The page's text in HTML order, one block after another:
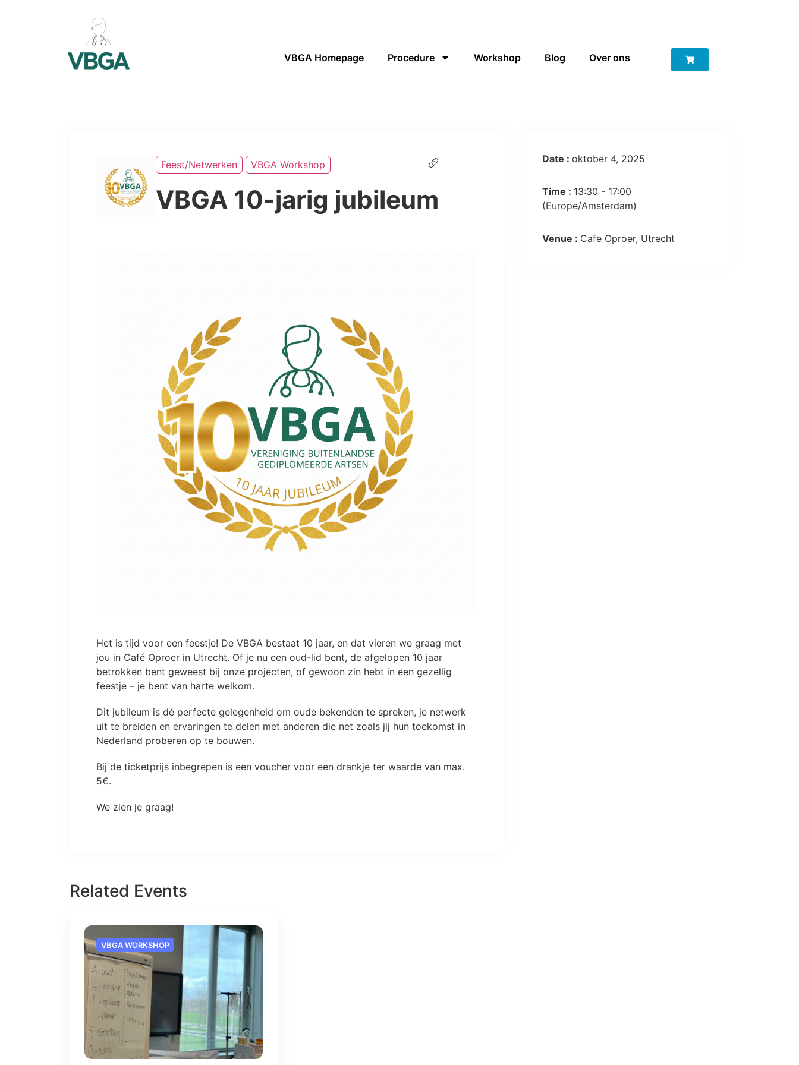
VBGA Homepage Procedure Workshop Blog Over ons
Feest/netwerken VBGA Workshop
VBGA 10-jarig jubileum
Het is tijd voor een feestje! De VBGA bestaat 10 jaar, en dat vieren we graag met
jou in Café Oproer in Utrecht. Of je nu een oud-lid bent, de afgelopen 10 jaar
betrokken bent geweest bij onze projecten, of gewoon zin hebt in een gezellig
feestje – je bent van harte welkom.
​Dit jubileum is dé perfecte gelegenheid om oude bekenden te spreken, je netwerk
uit te breiden en ervaringen te delen met anderen die net zoals jij hun toekomst in
Nederland proberen op te bouwen.
Bij de ticketprijs inbegrepen is een voucher voor een drankje ter waarde van max.
5€.
​We zien je graag!
Date : oktober 4, 2025
Time : 13:30 - 17:00
(Europe/Amsterdam)
Venue : Cafe Oproer, Utrecht
Related Events
VBGA WORKSHOP